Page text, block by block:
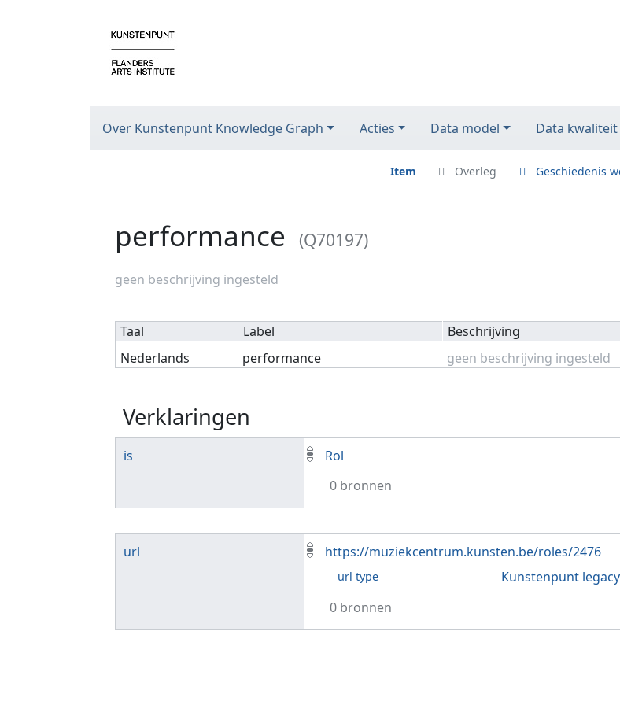
Over Kunstenpunt Knowledge Graph Acties Data model Data kwaliteit
Item Overleg Geschiedenis
performance (Q70197)
Ga naar:navigatie,zoeken
geen beschrijving ingesteld
Taal Label Beschrijving
Nederlands
performance geen beschrijving ingesteld
Verklaringen
is
Rol
0 bronnen
url https://muziekcentrum.kunsten.be/roles/2476
url type
Kunstenpunt
0 bronnen